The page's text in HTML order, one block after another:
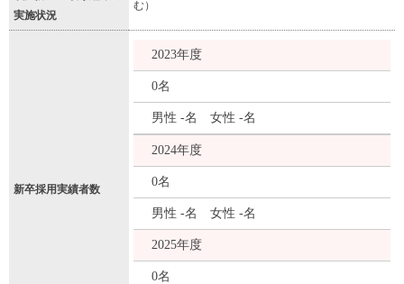
実施状況
む）
新卒採用実績者数
2023年度
0名
男性 -名 女性 -名
2024年度
0名
男性 -名 女性 -名
2025年度
0名